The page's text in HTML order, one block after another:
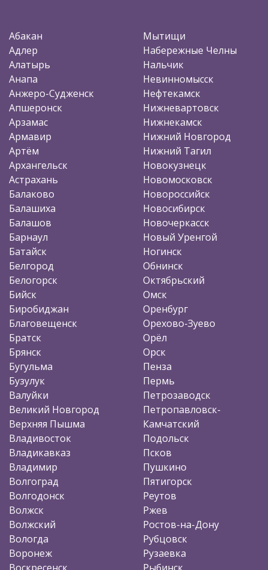
Абакан
Адлер
Алатырь
Анапа
Анжеро-Судженск
Апшеронск
Арзамас
Армавир
Артём
Архангельск
Астрахань
Балаково
Балашиха
Балашов
Барнаул
Батайск
Белгород
Белогорск
Бийск
Биробиджан
Благовещенск
Братск
Брянск
Бугульма
Бузулук
Валуйки
Великий Новгород
Верхняя Пышма
Владивосток
Владикавказ
Владимир
Волгоград
Волгодонск
Волжск
Волжский
Вологда
Воронеж
Воскресенск
Мытищи
Набережные Челны
Нальчик
Невинномысск
Нефтекамск
Нижневартовск
Нижнекамск
Нижний Новгород
Нижний Тагил
Новокузнецк
Новомосковск
Новороссийск
Новосибирск
Новочеркасск
Новый Уренгой
Ногинск
Обнинск
Октябрьский
Омск
Оренбург
Орехово-Зуево
Орёл
Орск
Пенза
Пермь
Петрозаводск
Петропавловск-
Камчатский
Подольск
Псков
Пушкино
Пятигорск
Реутов
Ржев
Ростов-на-Дону
Рубцовск
Рузаевка
Рыбинск